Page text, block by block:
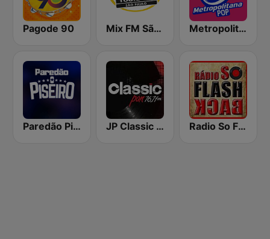
Pagode 90 Mix FM São Paulo Metropolitana Pop
Paredão Piseiro JP Classic Pan Radio So Flashack